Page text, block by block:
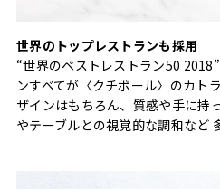
世界のトップレストランも採用
“世界のベストレストラン50
ンすべてが〈クチポール〉のカト
ザインはもちろん、質感や手に持
やテーブルとの視覚的な調和など